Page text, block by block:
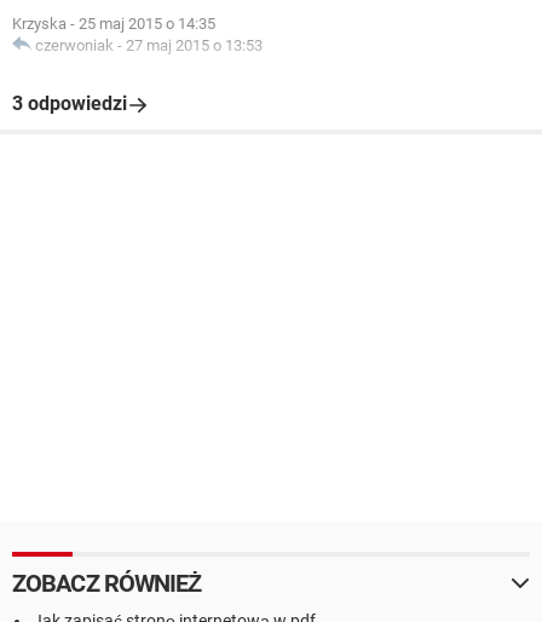
Krzyska - 25 maj 2015 o 14:35
czerwoniak - 27 maj 2015 o 13:53
3 odpowiedzi
ZOBACZ RÓWNIEŻ